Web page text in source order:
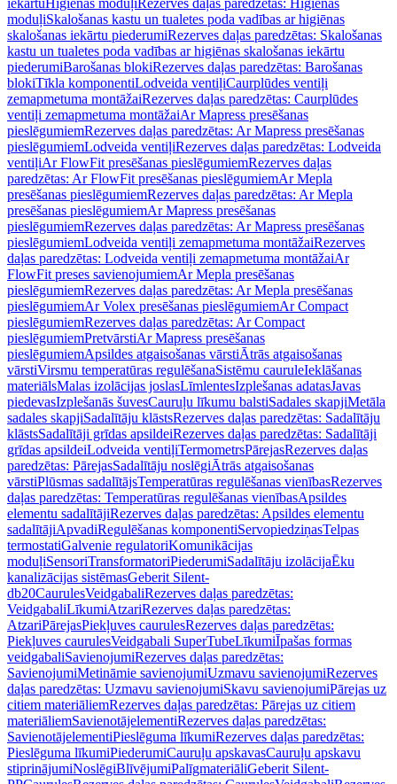
iekārtuHigiēnas moduļiRezerves daļas paredzētas: Higiēnas
moduļiSkalošanas kastu un tualetes poda vadības ar higiēnas
skalošanas iekārtu piederumiRezerves daļas paredzētas: Skalošanas
kastu un tualetes poda vadības ar higiēnas skalošanas iekārtu
piederumiBarošanas blokiRezerves daļas paredzētas: Barošanas
blokiTīkla komponentiLodveida ventiļiCaurplūdes ventiļi
zemapmetuma montāžaiRezerves daļas paredzētas: Caurplūdes
ventiļi zemapmetuma montāžaiAr Mapress presēšanas
pieslēgumiemRezerves daļas paredzētas: Ar Mapress presēšanas
pieslēgumiemLodveida ventiļiRezerves daļas paredzētas: Lodveida
ventiļiAr FlowFit presēšanas pieslēgumiemRezerves daļas
paredzētas: Ar FlowFit presēšanas pieslēgumiemAr Mepla
presēšanas pieslēgumiemRezerves daļas paredzētas: Ar Mepla
presēšanas pieslēgumiemAr Mapress presēšanas
pieslēgumiemRezerves daļas paredzētas: Ar Mapress presēšanas
pieslēgumiemLodveida ventiļi zemapmetuma montāžaiRezerves
daļas paredzētas: Lodveida ventiļi zemapmetuma montāžaiAr
FlowFit preses savienojumiemAr Mepla presēšanas
pieslēgumiemRezerves daļas paredzētas: Ar Mepla presēšanas
pieslēgumiemAr Volex presēšanas pieslēgumiemAr Compact
pieslēgumiemRezerves daļas paredzētas: Ar Compact
pieslēgumiemPretvārstiAr Mapress presēšanas
pieslēgumiemApsildes atgaisošanas vārstiĀtrās atgaisošanas
vārstiVirsmu temperatūras regulēšanaSistēmu cauruleIeklāšanas
materiālsMalas izolācijas joslasLīmlentesIzplešanas adatasJavas
piedevasIzplešanās šuvesCauruļu līkumu balstiSadales skapjiMetāla
sadales skapjiSadalītāju klāstsRezerves daļas paredzētas: Sadalītāju
klāstsSadalītāji grīdas apsildeiRezerves daļas paredzētas: Sadalītāji
grīdas apsildeiLodveida ventiļiTermometrsPārejasRezerves daļas
paredzētas: PārejasSadalītāju noslēgiĀtrās atgaisošanas
vārstiPlūsmas sadalītājsTemperatūras regulēšanas vienībasRezerves
daļas paredzētas: Temperatūras regulēšanas vienībasApsildes
elementu sadalītājiRezerves daļas paredzētas: Apsildes elementu
sadalītājiApvadiRegulēšanas komponentiServopiedziņasTelpas
termostatiGalvenie regulatoriKomunikācijas
moduļiSensoriTransformatoriPiederumiSadalītāju izolācijaĒku
kanalizācijas sistēmasGeberit Silent-
db20CaurulesVeidgabaliRezerves daļas paredzētas:
VeidgabaliLīkumiAtzariRezerves daļas paredzētas:
AtzariPārejasPiekļuves caurulesRezerves daļas paredzētas:
Piekļuves caurulesVeidgabali SuperTubeLīkumiĪpašas formas
veidgabaliSavienojumiRezerves daļas paredzētas:
SavienojumiMetināmie savienojumiUzmavu savienojumiRezerves
daļas paredzētas: Uzmavu savienojumiSkavu savienojumiPārejas uz
citiem materiāliemRezerves daļas paredzētas: Pārejas uz citiem
materiāliemSavienotājelementiRezerves daļas paredzētas:
SavienotājelementiPieslēguma līkumiRezerves daļas paredzētas:
Pieslēguma līkumiPiederumiCauruļu apskavasCauruļu apskavu
stiprinājumiNoslēgiBlīvējumiPalīgmateriāliGeberit Silent-